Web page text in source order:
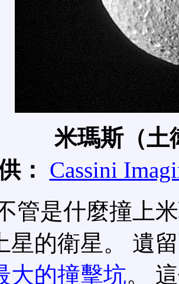
米瑪斯（土
： Cassini
管是什麼撞上
星的衛星。 遺
大的撞擊坑。